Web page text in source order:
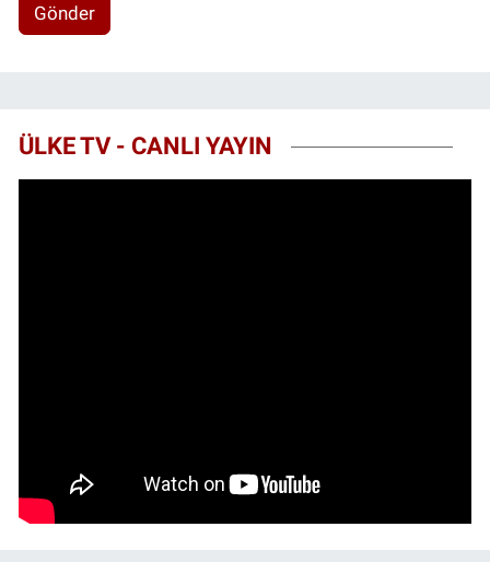
Gönder
ÜLKE TV - CANLI YAYIN